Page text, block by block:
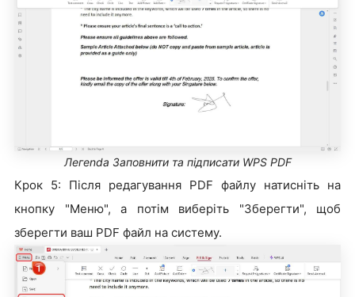
Легenda Заповнити та підписати WPS PDF
Крок 5: Після редагування PDF файлу натисніть на
кнопку "Меню", а потім виберіть "Зберегти", щоб
зберегти ваш PDF файл на систему.